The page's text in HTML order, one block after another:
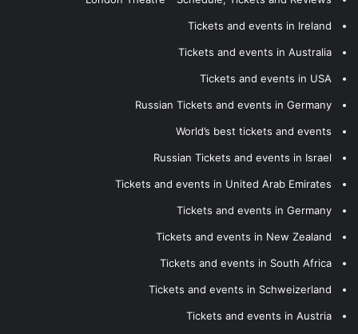
Tickets and events in Ireland
Tickets and events in Australia
Tickets and events in USA
Russian Tickets and events in Germany
World’s best tickets and events
Russian Tickets and events in Israel
Tickets and events in United Arab Emirates
Tickets and events in Germany
Tickets and events in New Zealand
Tickets and events in South Africa
Tickets and events in Schweizerland
Tickets and events in Austria